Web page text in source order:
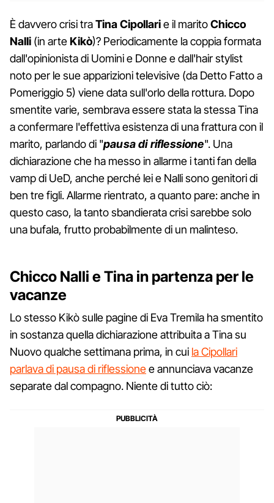
È davvero crisi traTina Cipollarie il maritoChicco
Nalli (in arteKikò)? Periodicamente la coppia formata
dall'opinionista di Uomini e Donne e dall'hair stylist
noto per le sue apparizioni televisive (da Detto Fatto a
Pomeriggio 5) viene data sull'orlo della rottura. Dopo
smentite varie, sembrava essere stata la stessa Tina
a confermare l'effettiva esistenza di una frattura con il
marito, parlando di "pausa di riflessione". Una
dichiarazione che ha messo in allarme i tanti fan della
vamp di UeD, anche perché lei e Nalli sono genitori di
ben tre figli. Allarme rientrato, a quanto pare: anche in
questo caso, la tanto sbandierata crisi sarebbe solo
una bufala, frutto probabilmente di un malinteso.
Chicco Nalli e Tina in partenza per le
vacanze
Lo stesso Kikò sulle pagine di Eva Tremila ha smentito
in sostanza quella dichiarazione attribuita a Tina su
Nuovo qualche settimana prima, in cui la Cipollari
parlava di pausa di riflessionee annunciava vacanze
separate dal compagno. Niente di tutto ciò: